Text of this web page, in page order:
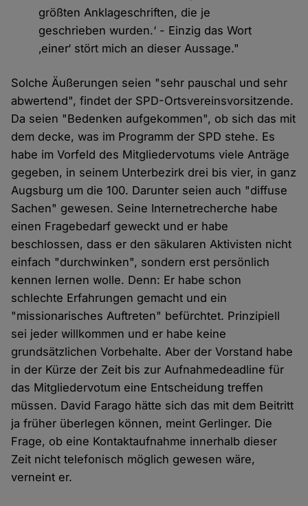
größten Anklageschriften, die je
geschrieben wurden.‘ - Einzig das Wort
‚einer‘ stört mich an dieser Aussage."
Solche Äußerungen seien "sehr pauschal und sehr
abwertend", findet der SPD-Ortsvereinsvorsitzende.
Da seien "Bedenken aufgekommen", ob sich das mit
dem decke, was im Programm der SPD stehe. Es
habe im Vorfeld des Mitgliedervotums viele Anträge
gegeben, in seinem Unterbezirk drei bis vier, in ganz
Augsburg um die 100. Darunter seien auch "diffuse
Sachen" gewesen. Seine Internetrecherche habe
einen Fragebedarf geweckt und er habe
beschlossen, dass er den säkularen Aktivisten nicht
einfach "durchwinken", sondern erst persönlich
kennen lernen wolle. Denn: Er habe schon
schlechte Erfahrungen gemacht und ein
"missionarisches Auftreten" befürchtet. Prinzipiell
sei jeder willkommen und er habe keine
grundsätzlichen Vorbehalte. Aber der Vorstand habe
in der Kürze der Zeit bis zur Aufnahmedeadline für
das Mitgliedervotum eine Entscheidung treffen
müssen. David Farago hätte sich das mit dem Beitritt
ja früher überlegen können, meint Gerlinger. Die
Frage, ob eine Kontaktaufnahme innerhalb dieser
Zeit nicht telefonisch möglich gewesen wäre,
verneint er.